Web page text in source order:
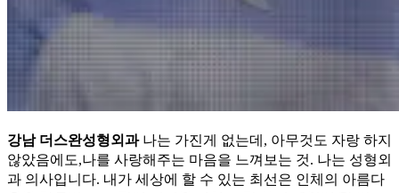
강남 더스완성형외과 나는 가진게 없는데, 아무것도 자랑 하지
않았음에도,나를 사랑해주는 마음을 느껴보는 것. 나는 성형외
과 의사입니다. 내가 세상에 할 수 있는 최선은 인체의 아름다